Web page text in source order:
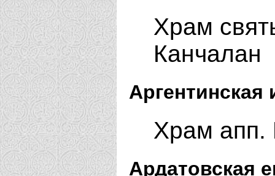
Храм
Канчалан
Храм апп.
Ардатовская